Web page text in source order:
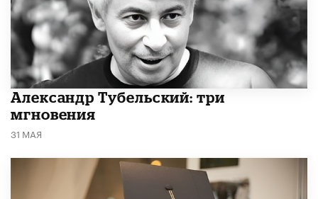
Александр Тубельский: три
мгновения
31 МАЯ